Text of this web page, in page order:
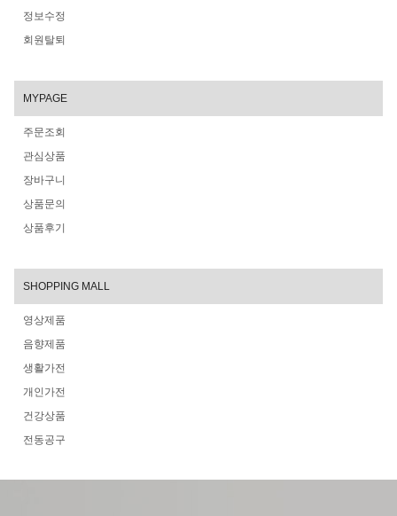
정보수정
회원탈퇴
MYPAGE
주문조회
관심상품
장바구니
상품문의
상품후기
SHOPPING MALL
영상제품
음향제품
생활가전
개인가전
건강상품
전동공구